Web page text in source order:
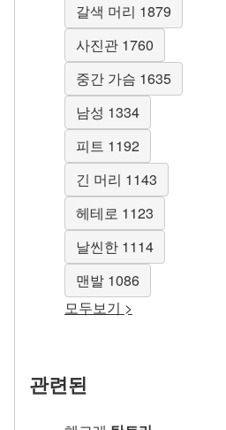
갈색 머리 1879
사진관 1760
중간 가슴 1635
남성 1334
피트 1192
긴 머리 1143
헤테로 1123
날씬한 1114
맨발 1086
모두보기 >
관련된